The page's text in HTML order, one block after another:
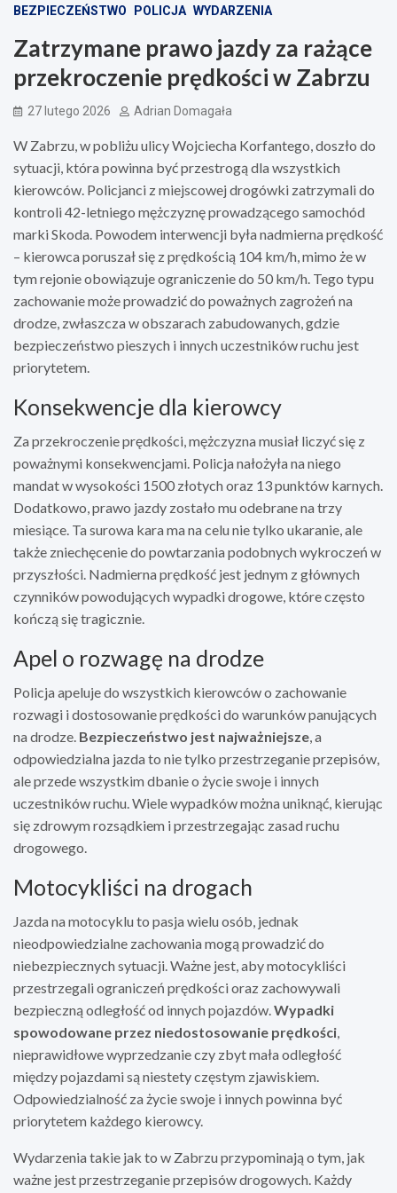
BEZPIECZEŃSTWO POLICJA WYDARZENIA
Zatrzymane prawo jazdy za rażące
przekroczenie prędkości w Zabrzu
27 lutego 2026 Adrian Domagała
W Zabrzu, w pobliżu ulicy Wojciecha Korfantego, doszło do
sytuacji, która powinna być przestrogą dla wszystkich
kierowców. Policjanci z miejscowej drogówki zatrzymali do
kontroli 42-letniego mężczyznę prowadzącego samochód
marki Skoda. Powodem interwencji była nadmierna prędkość
– kierowca poruszał się z prędkością 104 km/h, mimo że w
tym rejonie obowiązuje ograniczenie do 50 km/h. Tego typu
zachowanie może prowadzić do poważnych zagrożeń na
drodze, zwłaszcza w obszarach zabudowanych, gdzie
bezpieczeństwo pieszych i innych uczestników ruchu jest
priorytetem.
Konsekwencje dla kierowcy
Za przekroczenie prędkości, mężczyzna musiał liczyć się z
poważnymi konsekwencjami. Policja nałożyła na niego
mandat w wysokości 1500 złotych oraz 13 punktów karnych.
Dodatkowo, prawo jazdy zostało mu odebrane na trzy
miesiące. Ta surowa kara ma na celu nie tylko ukaranie, ale
także zniechęcenie do powtarzania podobnych wykroczeń w
przyszłości. Nadmierna prędkość jest jednym z głównych
czynników powodujących wypadki drogowe, które często
kończą się tragicznie.
Apel o rozwagę na drodze
Policja apeluje do wszystkich kierowców o zachowanie
rozwagi i dostosowanie prędkości do warunków panujących
na drodze. Bezpieczeństwo jest najważniejsze, a
odpowiedzialna jazda to nie tylko przestrzeganie przepisów,
ale przede wszystkim dbanie o życie swoje i innych
uczestników ruchu. Wiele wypadków można uniknąć, kierując
się zdrowym rozsądkiem i przestrzegając zasad ruchu
drogowego.
Motocykliści na drogach
Jazda na motocyklu to pasja wielu osób, jednak
nieodpowiedzialne zachowania mogą prowadzić do
niebezpiecznych sytuacji. Ważne jest, aby motocykliści
przestrzegali ograniczeń prędkości oraz zachowywali
bezpieczną odległość od innych pojazdów.Wypadki
spowodowane przez niedostosowanie prędkości,
nieprawidłowe wyprzedzanie czy zbyt mała odległość
między pojazdami są niestety częstym zjawiskiem.
Odpowiedzialność za życie swoje i innych powinna być
priorytetem każdego kierowcy.
Wydarzenia takie jak to w Zabrzu przypominają o tym, jak
ważne jest przestrzeganie przepisów drogowych. Każdy